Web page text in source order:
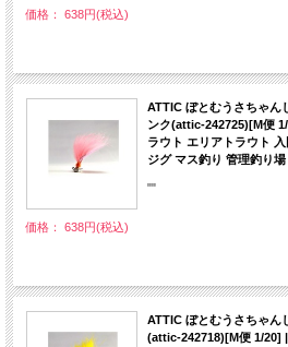
価格： 638円(税込)
ATTIC ぼとむうさちゃん
ンク(attic-242725)[M便
ラウト エリアトラウト
ジグ マス釣り 管理釣り
""
価格： 638円(税込)
ATTIC ぼとむうさちゃん
(attic-242718)[M便 1/20]